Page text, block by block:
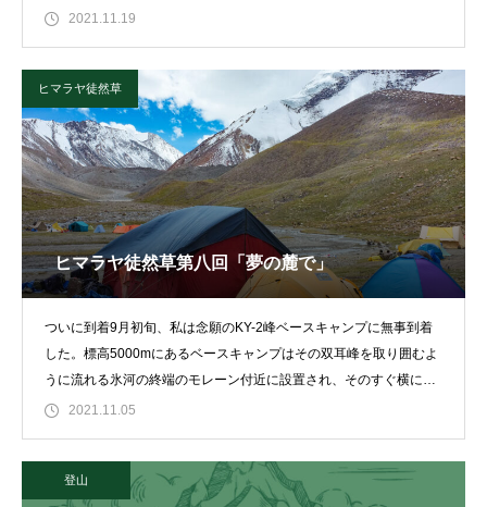
したような面持ちで朝
2021.11.19
ヒマラヤ徒然草
ヒマラヤ徒然草第八回「夢の麓で」
ついに到着9月初旬、私は念願のKY-2峰ベースキャンプに無事到着
した。標高5000mにあるベースキャンプはその双耳峰を取り囲むよ
うに流れる氷河の終端のモレーン付近に設置され、そのすぐ横には
川幅１m2021.11.05
登山